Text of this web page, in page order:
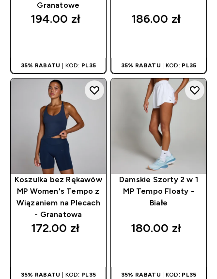
Granatowe
194.00 zł‎
35% RABATU | KOD: PL35
186.00 zł‎
35% RABATU | KOD: PL35
Koszulka bez Rękawów
MP Women's Tempo z
Wiązaniem na Plecach
- Granatowa
172.00 zł‎
35% RABATU | KOD: PL35
Damskie Szorty 2 w 1
MP Tempo Floaty -
Białe
180.00 zł‎
35% RABATU | KOD: PL35